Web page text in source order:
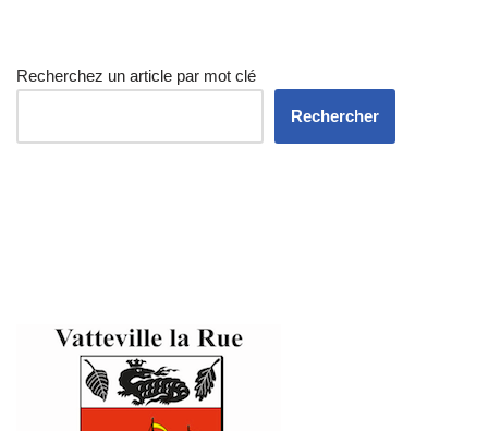
Recherchez un article par mot clé
Rechercher